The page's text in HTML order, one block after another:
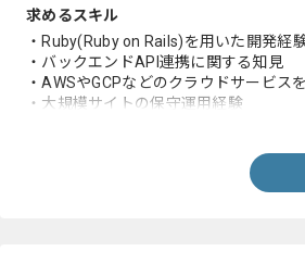
求めるスキル
・Ruby(Ruby on Rails)を用いた開発経
・バックエンドAPI連携に関する知見
・AWSやGCPなどのクラウドサービス
・大規模サイトの保守運用経験